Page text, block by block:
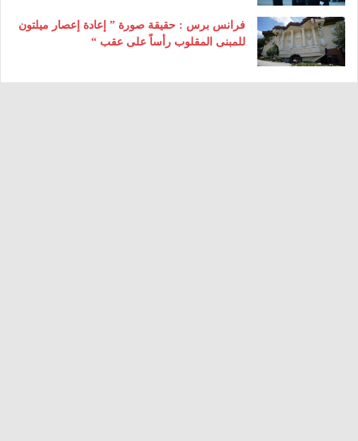
فرانس برس : حقيقة صورة ” إعادة إعصار ميلتون
للمبنى المقلوب رأساً على عقب “